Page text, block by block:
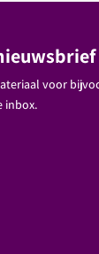
voor
inbox.